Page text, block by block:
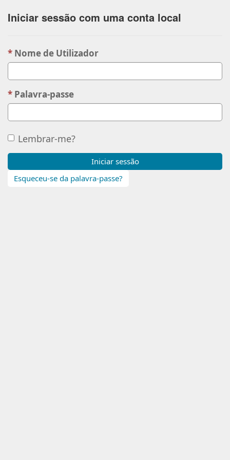
Iniciar sessão com uma conta local
Nome de Utilizador
Palavra-passe
Lembrar-me?
Iniciar sessão
Esqueceu-se da palavra-passe?